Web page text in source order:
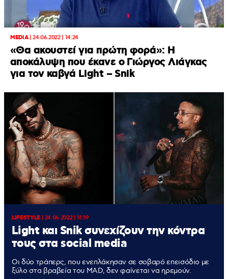
MEDIA|24.06.2022 | 14:24
«Θα ακουστεί για πρώτη φορά»: Η
αποκάλυψη που έκανε ο Γιώργος Λιάγκας
για τον καβγά Light – Snik
LIFESTYLE| 24.06.2022 | 11:19
Light και Snik συνεχίζουν την κόντρα
τους στα social media
Οι δύο τράπερς, που ενεπλάκησαν σε σοβαρό επεισόδιο με
ξύλο στα βραβεία του MAD, δεν φαίνεται να ηρεμούν.